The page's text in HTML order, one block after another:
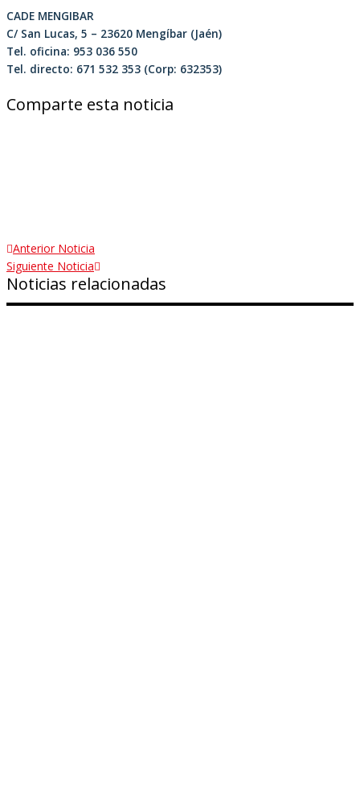
CADE MENGIBAR
C/ San Lucas, 5 – 23620 Mengíbar (Jaén)
Tel. oficina: 953 036 550
Tel. directo: 671 532 353 (Corp: 632353)
Comparte esta noticia
Anterior Noticia
Siguiente Noticia
Noticias relacionadas